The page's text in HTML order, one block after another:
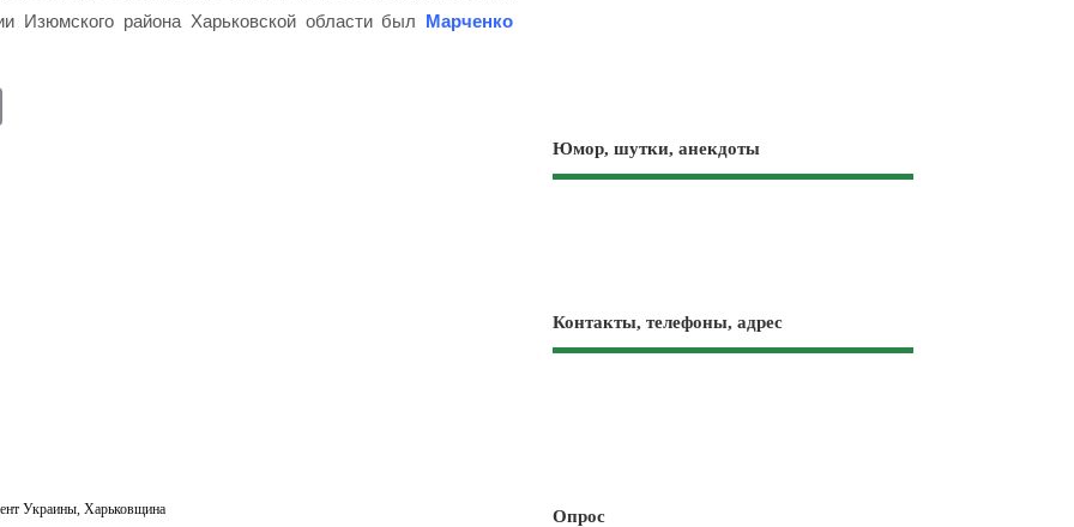
Изюмского района Харьковской области был Марченко
Украины,Харьковщина
Юмор, шутки, анекдоты
Контакты, телефоны, адрес
Опрос